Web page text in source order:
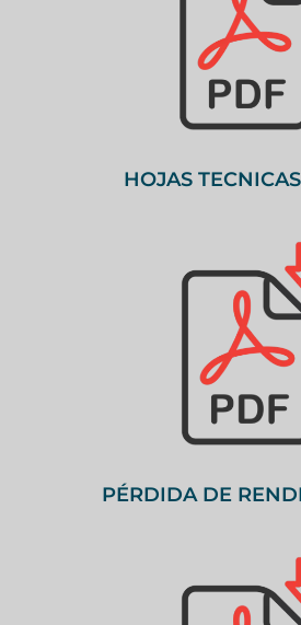
HOJAS
PÉRDIDA DE